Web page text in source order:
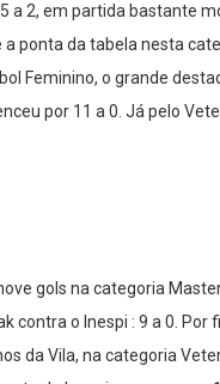
a 2, em partida bastante
ponta da tabela nesta
Feminino, o grande
por 11 a 0. Já pelo
gols na categoria
contra o Inespi : 9 a 0. Por
da Vila, na categoria